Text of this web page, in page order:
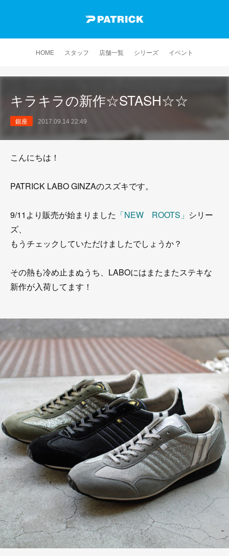
HOME スタッフ 店舗一覧 シリーズ イベント
キラキラの新作☆STASH☆☆
銀座 2017.09.14 22:49
こんにちは！
PATRICK LABO GINZAのスズキです。
9/11より販売が始まりました 「NEW ROOTS」 シリー
ズ、
もうチェックしていただけましたでしょうか？
その熱も冷め止まぬうち、LABOにはまたまたステキな
新作が入荷してます！